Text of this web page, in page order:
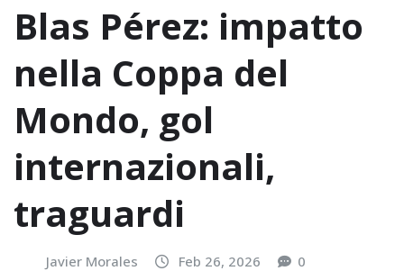
Blas Pérez: impatto
nella Coppa del
Mondo, gol
internazionali,
traguardi
Javier Morales Feb 26, 2026 0